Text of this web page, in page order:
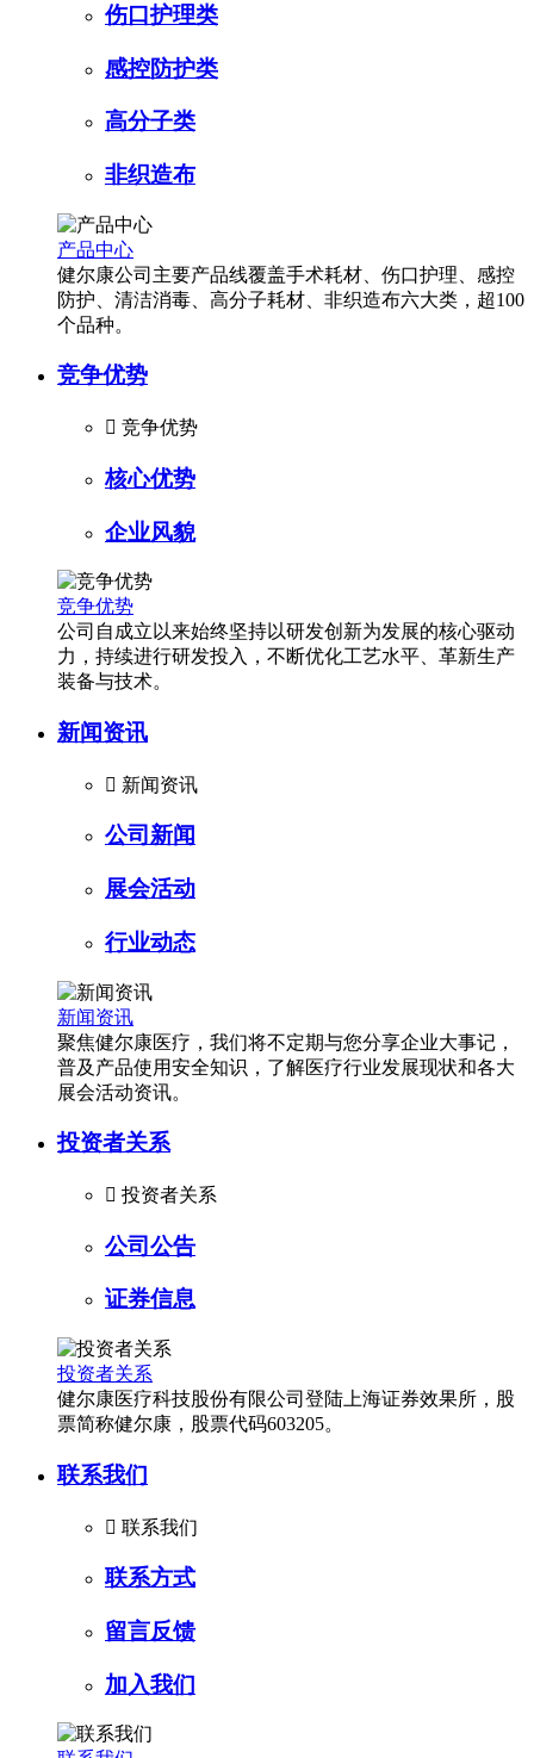
伤口护理类
感控防护类
高分子类
非织造布
产品中心
健尔康公司主要产品线覆盖手术耗材、伤口护理、感控
防护、清洁消毒、高分子耗材、非织造布六大类，超100
个品种。
竞争优势
 竞争优势
核心优势
企业风貌
竞争优势
公司自成立以来始终坚持以研发创新为发展的核心驱动
力，持续进行研发投入，不断优化工艺水平、革新生产
装备与技术。
新闻资讯
 新闻资讯
公司新闻
展会活动
行业动态
新闻资讯
聚焦健尔康医疗，我们将不定期与您分享企业大事记，
普及产品使用安全知识，了解医疗行业发展现状和各大
展会活动资讯。
投资者关系
 投资者关系
公司公告
证券信息
投资者关系
健尔康医疗科技股份有限公司登陆上海证券效果所，股
票简称健尔康，股票代码603205。
联系我们
 联系我们
联系方式
留言反馈
加入我们